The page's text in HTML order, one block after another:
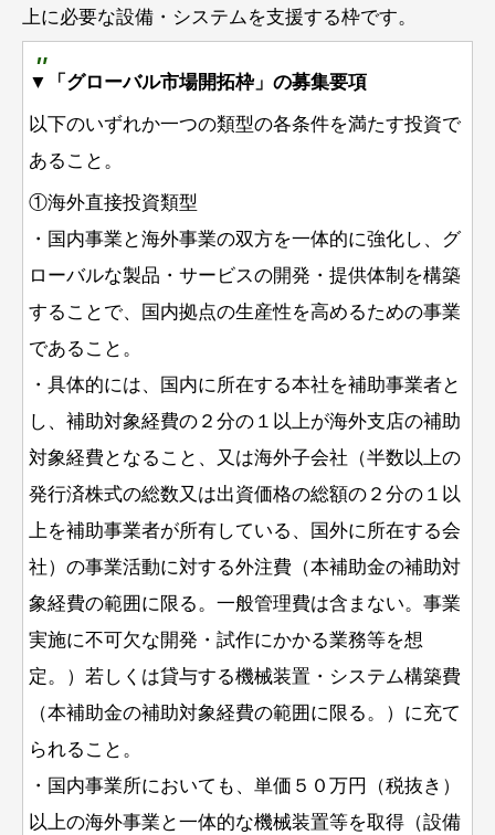
上に必要な設備・システムを支援する枠です。
▼「グローバル市場開拓枠」の募集要項
以下のいずれか一つの類型の各条件を満たす投資で
あること。
①海外直接投資類型
・国内事業と海外事業の双方を一体的に強化し、グ
ローバルな製品・サービスの開発・提供体制を構築
することで、国内拠点の生産性を高めるための事業
であること。
・具体的には、国内に所在する本社を補助事業者と
し、補助対象経費の２分の１以上が海外支店の補助
対象経費となること、又は海外子会社（半数以上の
発行済株式の総数又は出資価格の総額の２分の１以
上を補助事業者が所有している、国外に所在する会
社）の事業活動に対する外注費（本補助金の補助対
象経費の範囲に限る。一般管理費は含まない。事業
実施に不可欠な開発・試作にかかる業務等を想
定。）若しくは貸与する機械装置・システム構築費
（本補助金の補助対象経費の範囲に限る。）に充て
られること。
・国内事業所においても、単価５０万円（税抜き）
以上の海外事業と一体的な機械装置等を取得（設備